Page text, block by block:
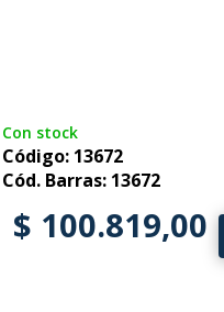
Con stock
Código: 13672
Cód. Barras: 13672
$ 100.819,00